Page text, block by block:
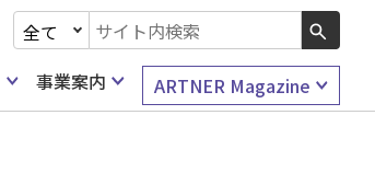
文書種別を選択
検索キーワード入力
事業案内 ARTNER Magazine